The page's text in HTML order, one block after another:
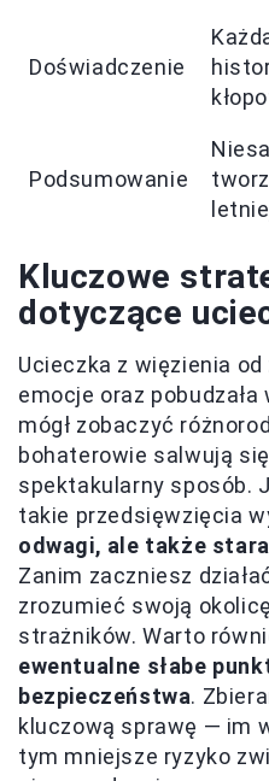
Doświadczenie
Podsumowanie
Kluczowe
dotyczące
Ucieczka z więzienia
emocje oraz
mógł zobaczyć
bohaterowie salwują
spektakularny sposób.
takie przedsięwzięcia
odwagi, ale także
Zanim zaczniesz
zrozumieć swoją
strażników. Warto
ewentualne słabe
bezpieczeństwa.
kluczową sprawę — im
tym mniejsze ryzyko